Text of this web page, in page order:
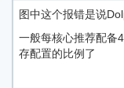
图中这个报错是说
一般每核心推荐配备
存配置的比例了